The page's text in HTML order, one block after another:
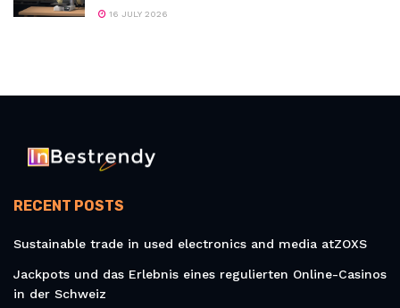
16 JULY 2026
RECENT POSTS
Sustainable trade in used electronics and media atZOXS
Jackpots und das Erlebnis eines regulierten Online-Casinos
in der Schweiz